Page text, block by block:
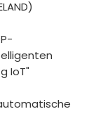
IoT"